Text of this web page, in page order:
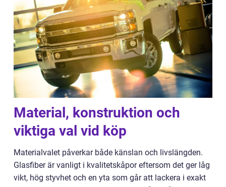
Material, konstruktion och
viktiga val vid köp
Materialvalet påverkar både känslan och livslängden.
Glasfiber är vanligt i kvalitetskåpor eftersom det ger låg
vikt, hög styvhet och en yta som går att lackera i exakt